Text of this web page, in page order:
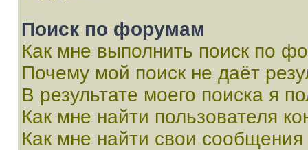
Поиск по форумам
Как мне выполнить поиск по
Почему мой поиск не даёт
В результате моего поиска я
Как мне найти пользователя
Как мне найти свои